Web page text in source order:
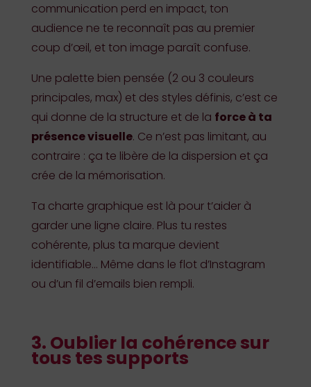
communication perd en impact, ton
audience ne te reconnaît pas au premier
coup d’œil, et ton image paraît confuse.
Une palette bien pensée (2 ou 3 couleurs
principales, max) et des styles définis, c’est ce
qui donne de la structure et de la force à ta
présence visuelle. Ce n’est pas limitant, au
contraire : ça te libère de la dispersion et ça
crée de la mémorisation.
Ta charte graphique est là pour t’aider à
garder une ligne claire. Plus tu restes
cohérente, plus ta marque devient
identifiable… Même dans le flot d’Instagram
ou d’un fil d’emails bien rempli.
3. Oublier la cohérence sur
tous tes supports